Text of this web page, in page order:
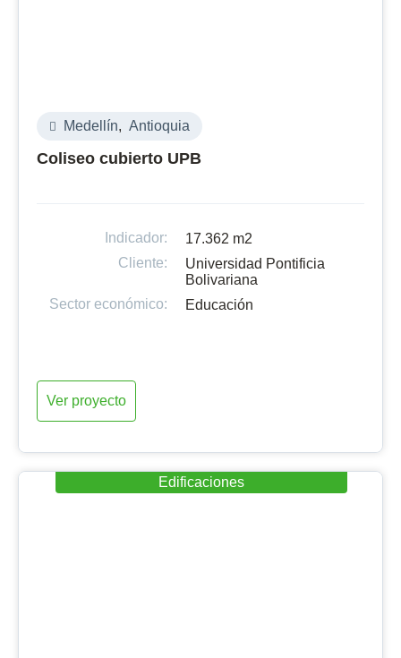
Medellín, Antioquia
Coliseo cubierto UPB
Indicador:
17.362 m2
Cliente:
Universidad Pontificia
Bolivariana
Sector económico:
Educación
Ver proyecto
Edificaciones